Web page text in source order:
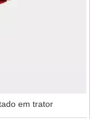
em trator